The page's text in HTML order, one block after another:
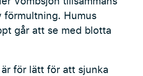
förmultning. Humus
går att se med blotta
för lätt för att sjunka